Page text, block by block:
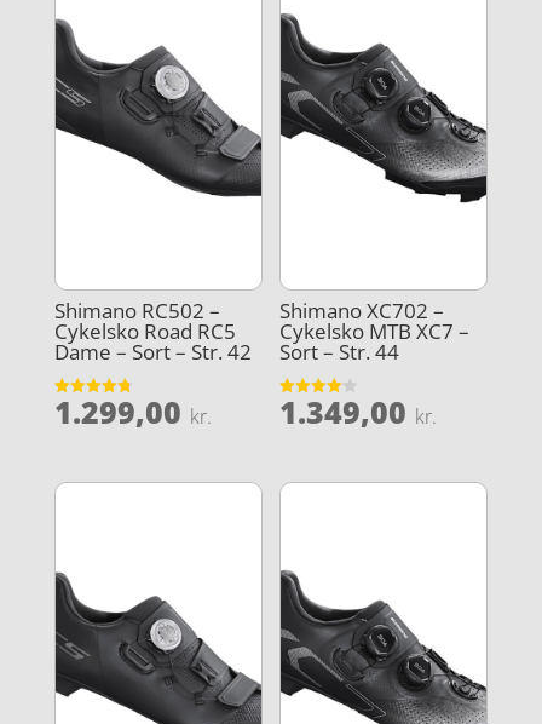
Shimano RC502 –
Cykelsko Road RC5
Dame – Sort – Str. 42
Vurderet
4.8
1.299,00 kr.
Shimano XC702 –
Cykelsko MTB XC7 –
Sort – Str. 44
Vurderet
4.1
1.349,00 kr.